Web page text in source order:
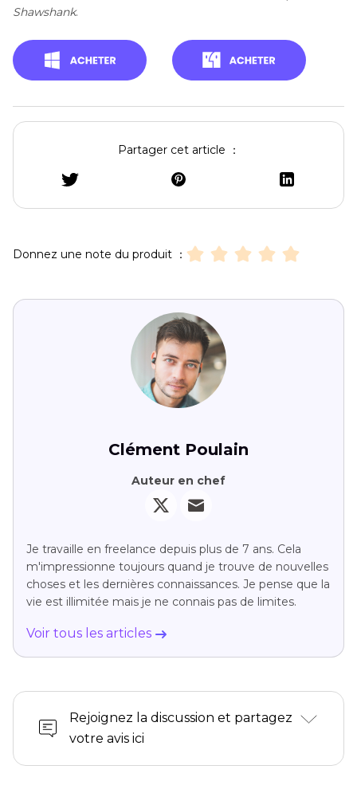
Shawshank.
Partager cet article ：
Donnez une note du produit ：
Clément Poulain
Auteur en chef
Je travaille en freelance depuis plus de 7 ans. Cela
m'impressionne toujours quand je trouve de nouvelles
choses et les dernières connaissances. Je pense que la
vie est illimitée mais je ne connais pas de limites.
Voir tous les articles
Rejoignez la discussion et partagez
votre avis ici